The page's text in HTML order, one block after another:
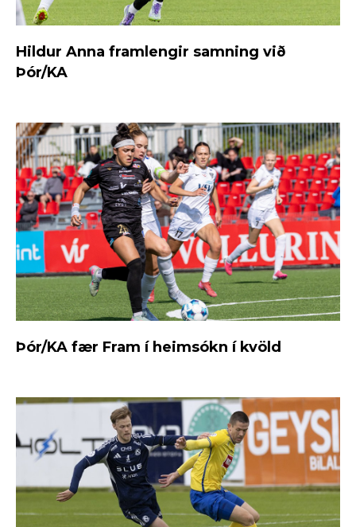
Hildur Anna framlengir samning við
Þór/KA
Þór/KA fær Fram í heimsókn í kvöld